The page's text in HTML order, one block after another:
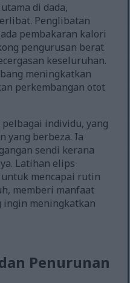
di dada,
Penglibatan
pembakaran kalori
pengurusan berat
keseluruhan.
meningkatkan
perkembangan otot
individu, yang
yang berbeza. Ia
sendi kerana
Latihan elips
mencapai rutin
memberi manfaat
ingin meningkatkan
Penurunan